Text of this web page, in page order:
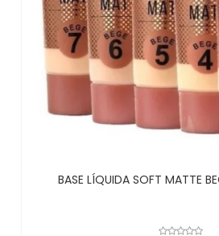
BASE LÍQUIDA SOFT MATTE